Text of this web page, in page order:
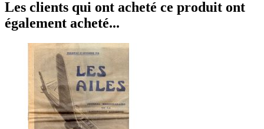
Les clients qui ont acheté ce produit ont
également acheté...